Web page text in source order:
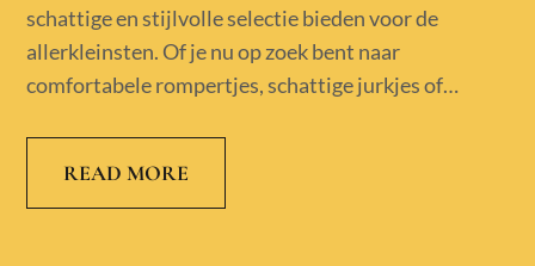
schattige en stijlvolle selectie bieden voor de
allerkleinsten. Of je nu op zoek bent naar
comfortabele rompertjes, schattige jurkjes of…
READ MORE